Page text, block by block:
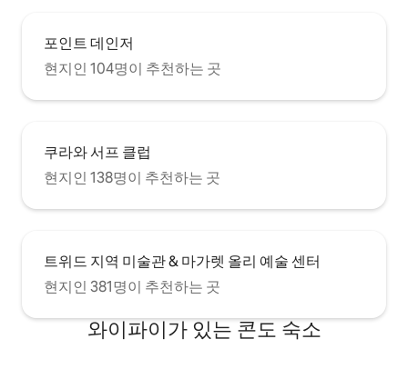
포인트 데인저
현지인 104명이 추천하는 곳
쿠라와 서프 클럽
현지인 138명이 추천하는 곳
트위드 지역 미술관 & 마가렛 올리 예술 센터
현지인 381명이 추천하는 곳
와이파이가 있는 콘도 숙소